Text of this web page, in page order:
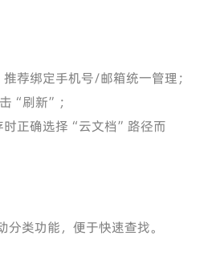
荐绑定手机号/邮箱统一管理；
“刷新”；
时正确选择“云文档”路径而
类功能，便于快速查找。